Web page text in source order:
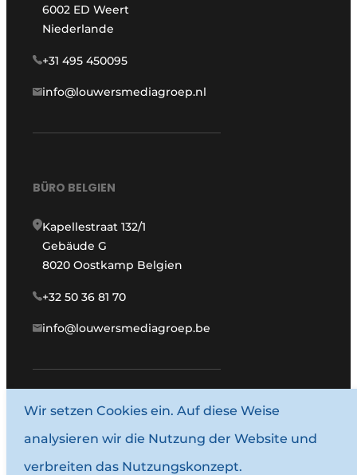
6002 ED Weert
Niederlande
+31 495 450095
info@louwersmediagroep.nl
BÜRO BELGIEN
Kapellestraat 132/1
Gebäude G
8020 Oostkamp Belgien
+32 50 36 81 70
info@louwersmediagroep.be
www.louwersmediagroep.com
© 1987–2026 Louwersmediagroep.
Allgemeine Bedingungen und Konditionen
Wir setzen Cookies ein. Auf diese Weise
analysieren wir die Nutzung der Website und
verbreiten das Nutzungskonzept.